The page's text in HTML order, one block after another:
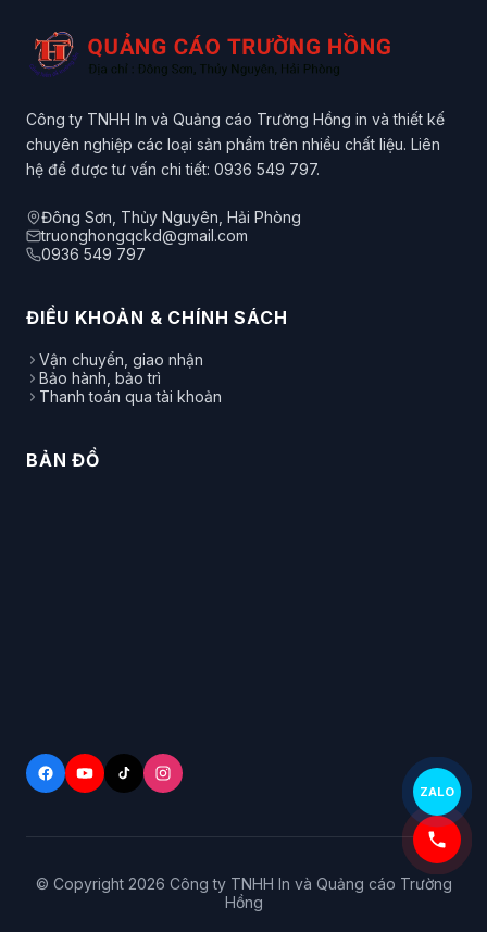
Công ty TNHH In và Quảng cáo Trường Hồng in và thiết kế
chuyên nghiệp các loại sản phẩm trên nhiều chất liệu. Liên
hệ để được tư vấn chi tiết: 0936 549 797.
Đông Sơn, Thủy Nguyên, Hải Phòng
truonghongqckd@gmail.com
0936 549 797
ĐIỀU KHOẢN & CHÍNH SÁCH
Vận chuyển, giao nhận
Bảo hành, bảo trì
Thanh toán qua tài khoản
BẢN ĐỒ
© Copyright 2026 Công ty TNHH In và Quảng cáo Trường
Hồng
ZALO